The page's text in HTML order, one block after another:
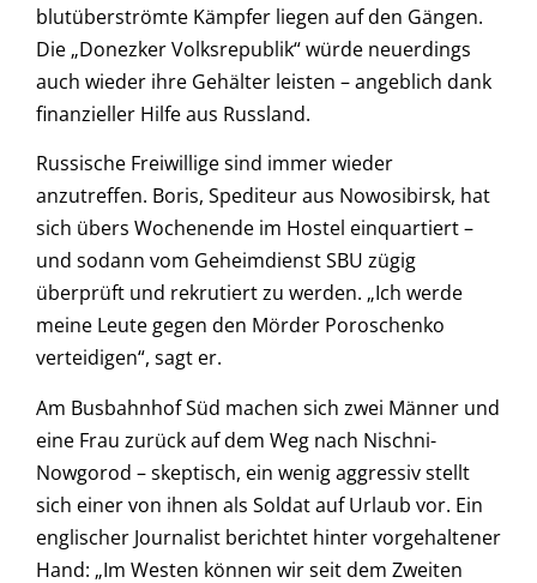
blutüberströmte Kämpfer liegen auf den Gängen.
Die „Donezker Volksrepublik“ würde neuerdings
auch wieder ihre Gehälter leisten – angeblich dank
finanzieller Hilfe aus Russland.
Russische Freiwillige sind immer wieder
anzutreffen. Boris, Spediteur aus Nowosibirsk, hat
sich übers Wochenende im Hostel einquartiert –
und sodann vom Geheimdienst SBU zügig
überprüft und rekrutiert zu werden. „Ich werde
meine Leute gegen den Mörder Poroschenko
verteidigen“, sagt er.
Am Busbahnhof Süd machen sich zwei Männer und
eine Frau zurück auf dem Weg nach Nischni-
Nowgorod – skeptisch, ein wenig aggressiv stellt
sich einer von ihnen als Soldat auf Urlaub vor. Ein
englischer Journalist berichtet hinter vorgehaltener
Hand: „Im Westen können wir seit dem Zweiten